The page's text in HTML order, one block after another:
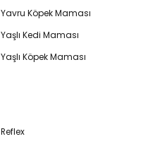
Yavru Köpek Maması
Yaşlı Kedi Maması
Yaşlı Köpek Maması
Reflex